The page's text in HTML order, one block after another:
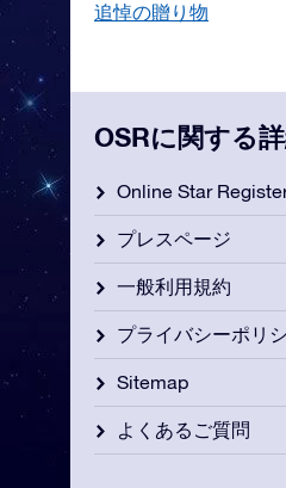
追悼の贈り物
OSRに関する
Online Star
プレスページ
一般利用規約
プライバシーポリ
Sitemap
よくあるご質問